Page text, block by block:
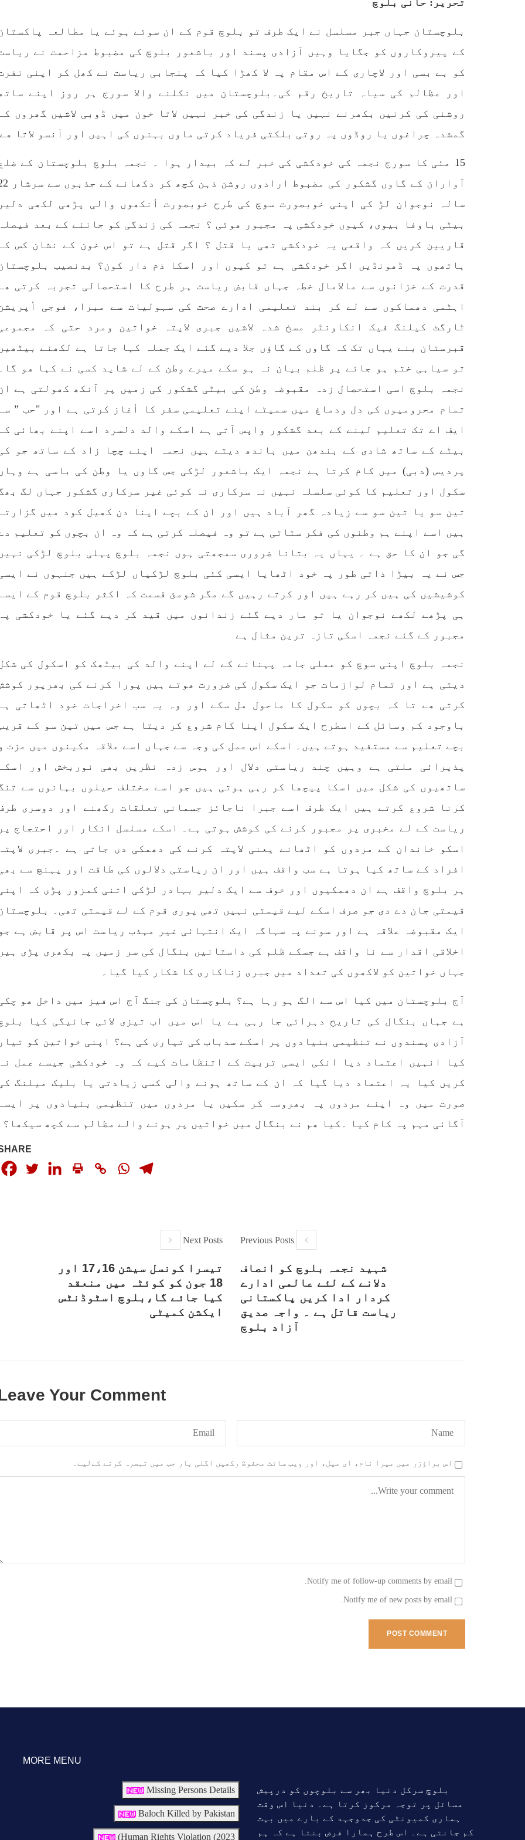
شہریوں پر استعمال کی سخت
پہلے بھی جن شہریوں پر اِن
ایکٹ کے تحت
SHARE
1861 VIEWS مئی 31, 2023
اور کہانی ختم ہوتی ہے – گہور
اور کہانی ختم ہوتی ہے! تحریر
: گہور مینگل نفسیاتی جنگ ایک
آزمودہ اور کارآمد ہتھیار
ممالک اپنے دشمنوں کی شکست و
اپنائے
مضامین
1975 VIEWS جون 2, 2023
نوجوانوں کی سیاسی شراکت
نوجوانوں کے عدم شرکت کی
وجوہات ۔ سلیم جالب بلوچ
تحریر،سلیم جالب بلوچ سابق
ممبر سینٹرل کمیٹی بی ایس او۔
طریقے سے پائے تکیمل تک
تجربہ کے ملاپ سے انکار ناممکن
SHARE
بلوچستان
1783 VIEWS جون 2, 2023
شہید نجمہ بلوچ کو انصاف
کے لئے عالمی ادارے
کریں پاکستانی ریاست
۔ واجہ صدیق آزاد
پاکستان کی پنجابی
فوجی سرپرستی میں
دردناک واقعے سے دنیا
علاقے گشکور میں ایک
خبریں
تیسرا کونسل سیشن 17،16 اور
18 جون کو کوئٹہ میں منعقد کیا
جائے گا،بلوچ اسٹوڈنٹس ایکشن
بلوچ اسٹوڈنٹس ایکشن کمیٹی
کے مرکزی ترجمان نے اپنے جاری
کردہ بیان میں کہا ہے کہ
سیشن بیاد شہید صبا دشتیاری
محمد علی تالپور
بلوچستان
بلوچستان میں خواتین کو
معاشرتی مسائل کے بعد جبری
گمشدگیوں کا بھی سامنا ہے-
کوئٹہ شال: بلوچ وومن فورم کے
نئی کابینہ، بلا مقابلہ
آرگنائزر بانک شلی ، ڈپٹی
منتخب ہوئی۔ مرکزی ممبر بانک
، فرزانہ بلوچ، رقیہ بلوچ
1683 VIEWS
بلوچ کو ماورائے
گرفتار کرکے لاپتہ
انسانی اور غیر
بلوچ اسٹوڈنٹس فرنٹ
ترجمان نے اپنے جاری
بلوچستان جہاں جبر مسلسل نے ایک طرف تو بلوچ قوم کے ان سوئے ہوئے یا مطالعہ
کے پیروکاروں کو جگایا وہیں آزادی پسند اور باشعور بلوچ کی مضبوط مزاحمت نے
کو بے بسی اور لاچاری کے اس مقام پہ لا کھڑا کیا کہ پنجابی ریاست نے کھل کر اپنی
اور مظالم کی سیاہ تاریخ رقم کی۔بلوچستان میں نکلنے والا سورج ہر روز اپنے ساتھ
روشنی کی کرنیں بکھرنے نہیں یا زندگی کی خبر نہیں لاتا خون میں ڈوبی لاشیں گھروں
گمشدہ چراغوں یا روڈوں پہ روتی بلکتی فریاد کرتی ماوں بہنوں کی اہیں اور آنسو لاتا ھے
15 مئی کا سورج نجمہ کی خودکشی کی خبر لے کہ بیدار ہوا ۔ نجمہ بلوچ بلوچستان کے
آواران کے گاوں گشکور کی مضبوط ارادوں روشن ذہن
سالہ نوجوان لڑ کی اپنی خوبصورت سوچ کی طرح خوبصورت أنکھوں والی پڑھی لکھی دلیر
بیٹی باوفا بیوی، کیوں خودکشی پہ مجبور ھوئی ؟ نجمہ کی زندگی کو جاننے کے بعد فیصلہ
قاریین کریں کہ واقعی یہ خودکشی تھی یا قتل ؟ اگر قتل ہے تو اس خون کے نشان کس
ہاتھوں پہ ڈھونڈیں اگر خودکشی ہے تو کیوں اور اسکا ذم دار کون؟ بدنصیب
قدرت کے خزانوں سے مالامال خطہ جہاں قابض ریاست ہر طرح کا استحصالی تجربہ کرتی
اہٹمی دھماکوں سے لے کر بند تعلیمی ادارے صحت کی سہولیات سے مبرا، فوجی
ٹارگٹ کیلنگ فیک انکاونٹر مسخ شدہ لاشیں جبری لاپتہ خواتین ومرد حتی کہ
قبرستان بنے یہاں تک کہ گاوں کے گاؤں جلا دیے گئے ایک جملہ کہا جاتا ہے لکھنے
تو سیاہی ختم ہو جائے پر ظلم بیان نہ ہو سکے میرے وطن کے لے شاید کسی نے کہا ھو گا۔
نجمہ بلوچ اسی استحصال زدہ مقبوضہ وطن کی بیٹی گشکور کی زمیں پر آنکھ کھولتی ہے
تمام محرومیوں کی دل ودماغ میں سمیٹے اپنے تعلیمی سفر کا أغاز کرتی ہے اور "حب ”
ایف اے تک تعلیم لینے کے بعد گشکور واپس آتی ہے اسکے والد دلسرد اسے اپنے بھائی
بیٹے کے ساتھ شادی کے بندھن میں باندھ دیتے ہیں نجمہ اپنے چچا زاد کے ساتھ جو
پردیس (دبی) میں کام کرتا ہے نجمہ ایک باشعور لڑکی جس گاوں یا وطن کی باسی ہے
سکول اور تعلیم کا کوئی سلسلہ نہیں نہ سرکاری نہ کوئی غیر سرکاری گشکور جہاں لگ
تین سو یا تین سو سے زیادہ گھر آباد ہیں اور ان کے بچے اپنا دن کھیل کود میں
ہیں اسے اپنے ہم وطنوں کی فکر ستاتی ہے تو وہ فیصلہ کرتی ہے کہ وہ ان بچوں کو تعلیم
گی جو ان کا حق ہے ۔ یہاں یہ بتانا ضروری سمجھتی ہوں نجمہ بلوچ پہلی بلوچ لڑکی
جس نے یہ بیڑا ذاتی طور پہ خود اٹھایا ایسی کئی بلوچ لڑکیاں لڑکے ہیں جنہوں نے
کوشیشیں کی ہیں کر رہے ہیں اور کرتے رہیں گے مگر شومئ قسمت کہ اکثر بلوچ قوم کے
ہی پڑھے لکھے نوجوان یا تو مار دیے گئے زندانوں میں قید کر دیے گئے یا خودکشی پہ
مجبور کے گئے نجمہ اسکی تازہ ترین مثال ہے
نجمہ بلوچ اپنی سوچ کو عملی جامہ پہنانے کے لے اپنے والد کی بیٹھک کو اسکول کی
دیتی ہے اور تمام لوازمات جو ایک سکول کی ضرورت ھوتے ہیں پورا کرنے کی بھرپور
کرتی ھے تا کہ بچوں کو سکول کا ماحول مل سکے اور وہ یہ سب اخراجات خود اٹھاتی
باوجود کم وسائل کے اسطرح ایک سکول اپنا کام شروع کر دیتا ہے جس میں تین سو کے
بچے تعلیم سے مستفید ہوتے ہیں۔ اسکے اس عمل کی وجہ سے جہاں اسے علاقہ مکینوں میں عزت و
پذیرائی ملتی ہے وہیں چند ریاستی دلال اور ہوس زدہ نظریں بھی نوربخش اور
ساتھیوں کی شکل میں اسکا پیچھا کر رہی ہوتی ہیں جو اسے مختلف حیلوں بہانوں سے
کرنا شروع کرتے ہیں ایک طرف اسے جبرا ناجائز جسمانی تعلقات رکھنے اور دوسری
ریاست کے لے مخبری پر مجبور کرنے کی کوشش ہوتی ہے۔ اسکے مسلسل انکار اور احتجاج پر
اسکو خاندان کے مردوں کو اٹھانے یعنی لاپتہ کرنے کی دھمکی دی جاتی ہے ۔جبری لاپتہ
افراد کے ساتھ کیا ہوتا ہے سب واقف ہیں اور ان ریاستی دلالوں کی طاقت اور پہنچ سے
ہر بلوچ واقف ہے ان دھمکیوں اور خوف سے ایک دلیر بہادر لڑکی اتنی کمزور پڑی کہ
قیمتی جان دے دی جو صرف اسکے لیے قیمتی نہیں تھی پوری قوم کے لے قیمتی تھی۔
ایک مقبوضہ علاقہ ہے اور سونے پہ سہاگہ ایک انتہائی غیر مہذب ریاست اس پر قابض ہے جو
اخلاقی اقدار سے نا واقف ہے جسکے ظلم کی داستانیں بنگال کی سر زمیں پہ بکھری پڑی
جہاں خواتین کو لاکھوں کی تعداد میں جبری زناکاری کا شکار کیا گیا۔
آج بلوچستان میں کیا اس سے الگ ہو رہا ہے؟ بلوچستان کی جنگ آج اس فیز میں داخل ھو
ہے جہاں بنگال کی تاریخ دہرائی جا رہی ہے یا اس میں اب تیزی لائی جائیگی کیا
آزادی پسندوں نے تنظیمی بنیادوں پر اسکے سدباب کی تیاری کی ہے؟ اپنی خواتین کو تیار
کیا انہیں اعتماد دیا انکی ایسی تربیت کے اتنظامات کیے کہ وہ خودکشی جیسے عمل نہ
کریں کیا یہ اعتماد دیا گیا کہ ان کے ساتھ ہونے والی کسی زیادتی یا بلیک میلنگ
صورت میں وہ اپنے مردوں پہ بھروسہ کر سکیں یا مردوں میں تنظیمی بنیادوں پر
آگائی مہم پہ کام کیا ۔کیا ھم نے بنگال میں خواتیں پر ہونے والے مظالم سے کچھ سیکھا؟
Previous Posts
شہید نجمہ بلوچ کو انصاف
دلانے کے لئے عالمی ادارے
کردار ادا کریں پاکستانی
ریاست قاتل ہے ۔ واجہ صدیق
آزاد بلوچ
Next Posts
تیسرا کونسل سیشن 17،16 اور
18 جون کو کوئٹہ میں منعقد
کیا جائے گا،بلوچ اسٹوڈنٹس
ایکشن کمیٹی
Your Comment
اس براؤزر میں میرا نام، ای میل، اور ویب سائٹ محفوظ رکھیں اگلی بار جب میں تبصرہ کرنے کےلیے۔
Notify me of follow-up comments by email.
Notify me of new posts by email.
بلوچ سرکل دنیا بھر سے بلوچوں کو درپیش
مسائل پر توجہ مرکوز کرتا ہے۔ دنیا اس وقت
ہماری کمیونٹی کی جدوجہد کے بارے میں بہت
کم جانتی ہے۔ اس طرح ہمارا فرض بنتا ہے کہ ہم
MORE MENU
Missing Persons Details
Baloch Killed by Pakistan
Human Rights Violation (2023)